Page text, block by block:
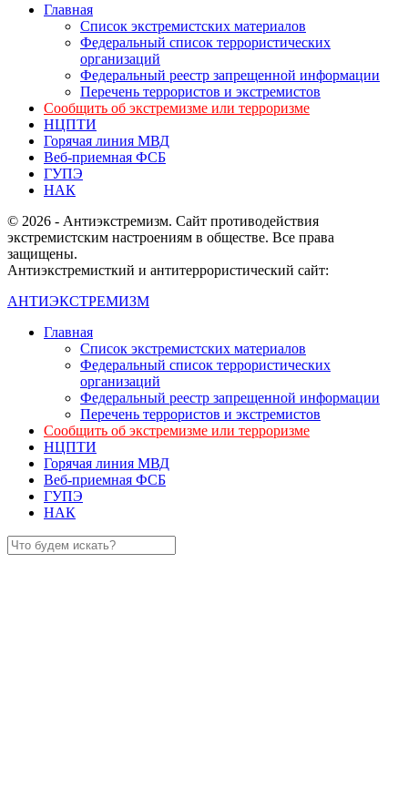
Главная
Список экстремистских материалов
Федеральный список террористических
организаций
Федеральный реестр запрещенной информации
Перечень террористов и экстремистов
Сообщить об экстремизме или терроризме
НЦПТИ
Горячая линия МВД
Веб-приемная ФСБ
ГУПЭ
НАК
© 2026 - Антиэкстремизм. Сайт противодействия
экстремистским настроениям в обществе. Все права
защищены.
Антиэкстремисткий и антитеррористический сайт:
АНТИЭКСТРЕМИЗМ
Главная
Список экстремистских материалов
Федеральный список террористических
организаций
Федеральный реестр запрещенной информации
Перечень террористов и экстремистов
Сообщить об экстремизме или терроризме
НЦПТИ
Горячая линия МВД
Веб-приемная ФСБ
ГУПЭ
НАК